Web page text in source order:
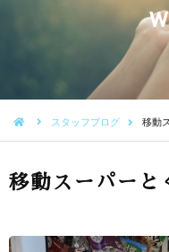
スタッフブログ 移動
移動スーパーと